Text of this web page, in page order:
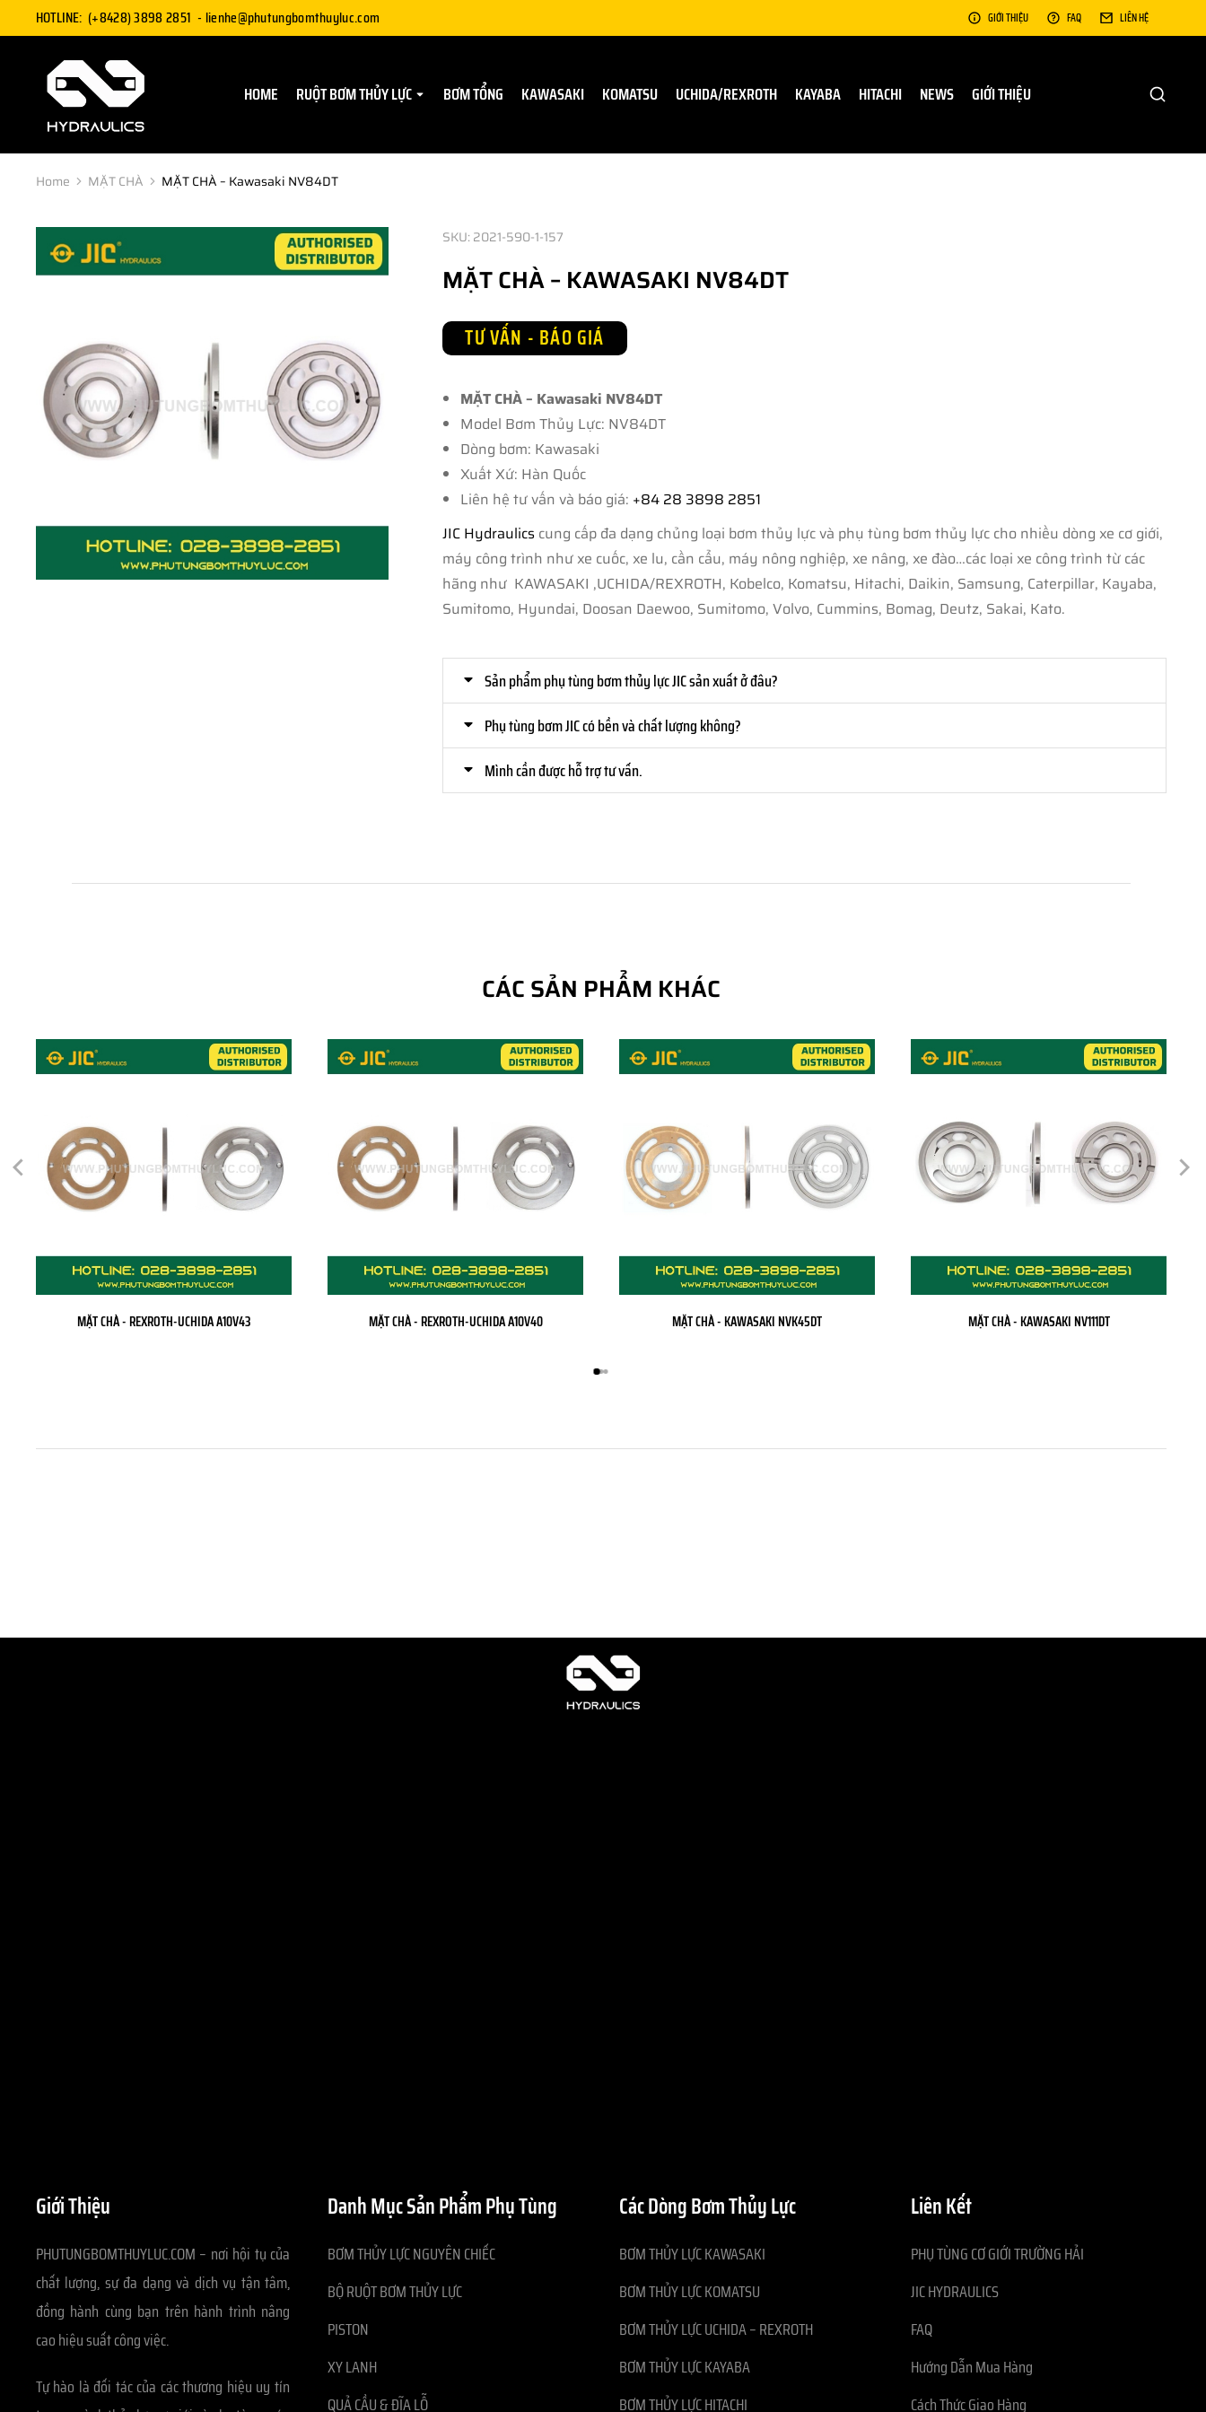
HOTLINE: (+8428) 3898 2851 - lienhe@phutungbomthuyluc.com GIỚI THIỆU FAQ LIÊN HỆ
HOME RUỘT BƠM THỦY LỰC BƠM TỔNG KAWASAKI KOMATSU UCHIDA/REXROTH KAYABA HITACHI NEWS GIỚI THIỆU
You are here:
Home MẶT CHÀ MẶT CHÀ – Kawasaki NV84DT
SKU: 2021-590-1-157
MẶT CHÀ – KAWASAKI NV84DT
TƯ VẤN - BÁO GIÁ
MẶT CHÀ – Kawasaki NV84DT
Model Bơm Thủy Lực: NV84DT
Dòng bơm: Kawasaki
Xuất Xứ: Hàn Quốc
Liên hệ tư vấn và báo giá: +84 28 3898 2851
JIC Hydraulics cung cấp đa dạng chủng loại bơm thủy lực và phụ tùng bơm thủy lực cho nhiều dòng xe cơ giới,
máy công trình như xe cuốc, xe lu, cần cẩu, máy nông nghiệp, xe nâng, xe đào…các loại xe công trình từ các
hãng như KAWASAKI ,UCHIDA/REXROTH, Kobelco, Komatsu, Hitachi, Daikin, Samsung, Caterpillar, Kayaba,
Sumitomo, Hyundai, Doosan Daewoo, Sumitomo, Volvo, Cummins, Bomag, Deutz, Sakai, Kato.
Sản phẩm phụ tùng bơm thủy lực JIC sản xuất ở đâu?
Phụ tùng bơm JIC có bền và chất lượng không?
Mình cần được hỗ trợ tư vấn.
CÁC SẢN PHẨM KHÁC
MẶT CHÀ - REXROTH-UCHIDA A10V43 MẶT CHÀ - REXROTH-UCHIDA A10V40 MẶT CHÀ - KAWASAKI NVK45DT MẶT CHÀ - KAWASAKI NV111DT
Giới Thiệu
PHUTUNGBOMTHUYLUC.COM – nơi hội tụ của
chất lượng, sự đa dạng và dịch vụ tận tâm,
đồng hành cùng bạn trên hành trình nâng
cao hiệu suất công việc.
Tự hào là đối tác của các thương hiệu uy tín
Danh Mục Sản Phẩm Phụ Tùng
BƠM THỦY LỰC NGUYÊN CHIẾC
BỘ RUỘT BƠM THỦY LỰC
PISTON
XY LANH
QUẢ CẦU & ĐĨA LỖ
Các Dòng Bơm Thủy Lực
BƠM THỦY LỰC KAWASAKI
BƠM THỦY LỰC KOMATSU
BƠM THỦY LỰC UCHIDA – REXROTH
BƠM THỦY LỰC KAYABA
BƠM THỦY LỰC HITACHI
Liên Kết
PHỤ TÙNG CƠ GIỚI TRƯỜNG HẢI
JIC HYDRAULICS
FAQ
Hướng Dẫn Mua Hàng
Cách Thức Giao Hàng